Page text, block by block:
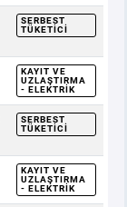
SERBEST
TÜKETICI
KAYIT VE
UZLAŞTIRMA
- ELEKTRIK
SERBEST
TÜKETICI
KAYIT VE
UZLAŞTIRMA
- ELEKTRIK